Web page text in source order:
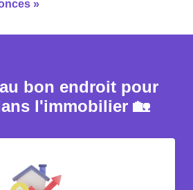
»
bon endroit pour
l'immobilier 🏡